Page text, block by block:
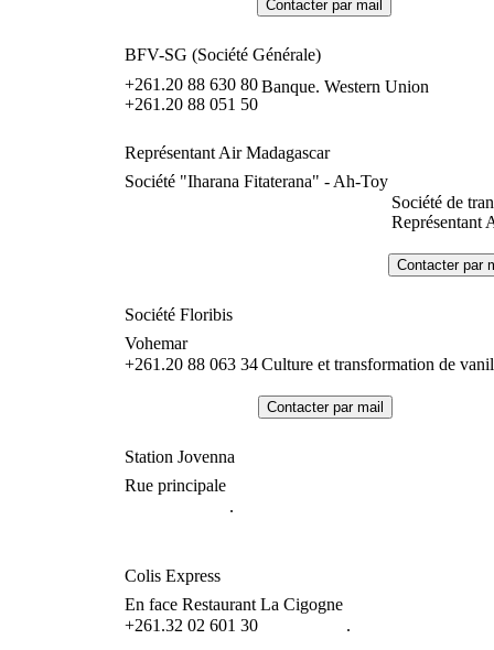
BFV-SG (Société Générale)
+261.20 88 630 80
+261.20 88 051 50
Banque. Western Union
Représentant Air Madagascar
Société "Iharana Fitaterana" - Ah-Toy
Société de
Représentant
Société Floribis
Vohemar
+261.20 88 063 34Culture et transformation de
Station Jovenna
Rue principale
.
Colis Express
En face Restaurant La Cigogne
+261.32 02 601 30
.